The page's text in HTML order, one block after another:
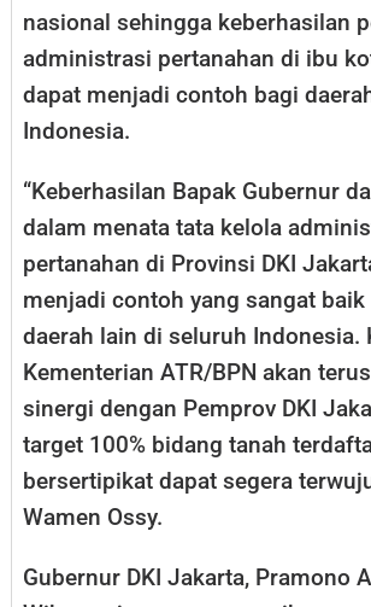
nasional sehingga keberhasilan
administrasi pertanahan di ibu
dapat menjadi contoh bagi
Indonesia.
“Keberhasilan Bapak Gubernur
dalam menata tata kelola
pertanahan di Provinsi DKI
menjadi contoh yang sangat baik
daerah lain di seluruh Indonesia.
Kementerian ATR/BPN akan
sinergi dengan Pemprov DKI
target 100% bidang tanah
bersertipikat dapat segera
Wamen Ossy.
Gubernur DKI Jakarta, Pramono